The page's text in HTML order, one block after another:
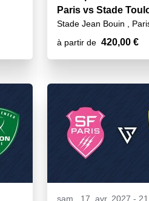
Paris vs Stade
Stade Jean Bouin ,
à partir de 420,00 €
sam., 17. avr. 2027 -